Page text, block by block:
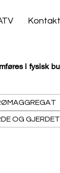
Kontakt
i fysisk
OG